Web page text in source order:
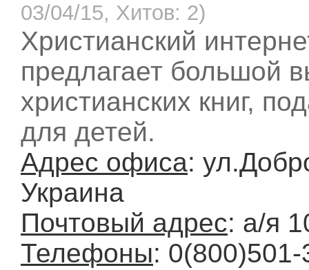
03/04/15, Хитов: 2)
Христианский
предлагает большой
христианских книг,
для детей.
Адрес офиса:
Украина
Почтовый адрес: а/я
Телефоны: